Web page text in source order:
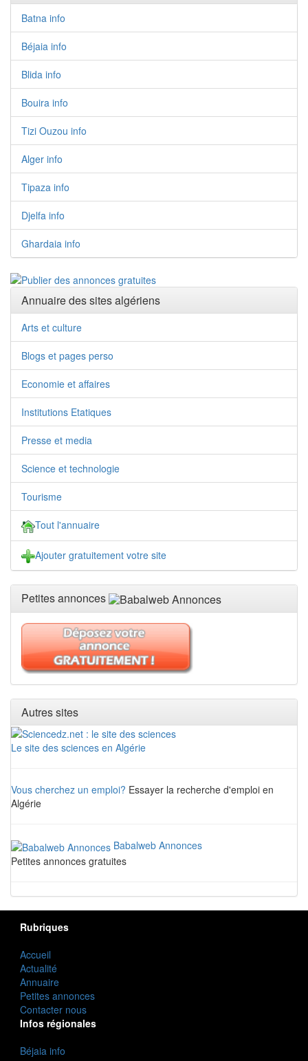
Batna info
Béjaia info
Blida info
Bouira info
Tizi Ouzou info
Alger info
Tipaza info
Djelfa info
Ghardaia info
Annuaire des sites algériens
Arts et culture
Blogs et pages perso
Economie et affaires
Institutions Etatiques
Presse et media
Science et technologie
Tourisme
Tout l'annuaire
Ajouter gratuitement votre site
Petites annonces
Autres sites
Le site des sciences en Algérie
Vous cherchez un emploi? Essayer la recherche d'emploi en
Algérie
Babalweb Annonces
Petites annonces gratuites
Rubriques
Accueil
Actualité
Annuaire
Petites annonces
Contacter nous
Infos régionales
Béjaia info